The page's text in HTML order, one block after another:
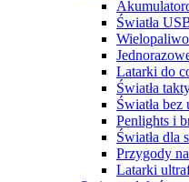
Światła
Latarki do
Światła
Światła
Penlights i
Światła dla
Przygody
Latarki